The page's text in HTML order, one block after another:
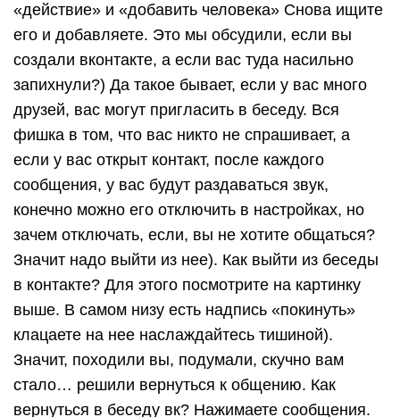
«действие» и «добавить человека» Снова ищите
его и добавляете. Это мы обсудили, если вы
создали вконтакте, а если вас туда насильно
запихнули?) Да такое бывает, если у вас много
друзей, вас могут пригласить в беседу. Вся
фишка в том, что вас никто не спрашивает, а
если у вас открыт контакт, после каждого
сообщения, у вас будут раздаваться звук,
конечно можно его отключить в настройках, но
зачем отключать, если, вы не хотите общаться?
Значит надо выйти из нее). Как выйти из беседы
в контакте? Для этого посмотрите на картинку
выше. В самом низу есть надпись «покинуть»
клацаете на нее наслаждайтесь тишиной).
Значит, походили вы, подумали, скучно вам
стало… решили вернуться к общению. Как
вернуться в беседу вк? Нажимаете сообщения.